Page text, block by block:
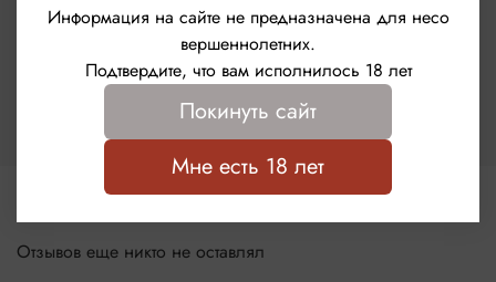
Характеристики
Le Frivole
Отзывов еще никто не оставлял
Информация на сайте не предназначена для несо
вершеннолетних.
Подтвердите, что вам исполнилось 18 лет
Покинуть сайт
Мне есть 18 лет